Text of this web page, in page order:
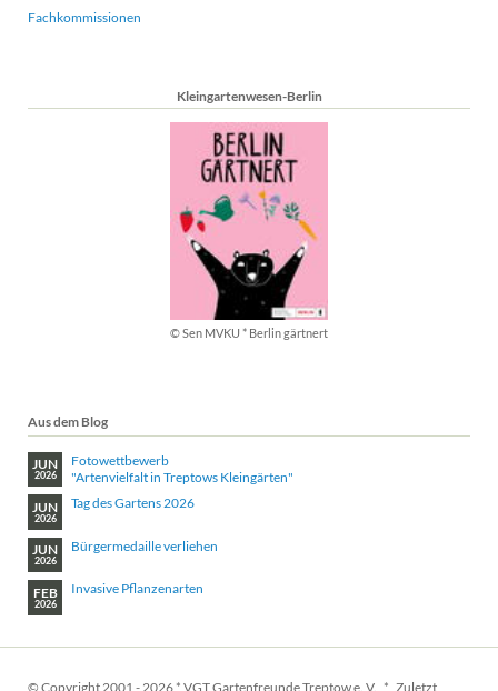
Fachkommissionen
Kleingartenwesen-Berlin
© Sen MVKU * Berlin gärtnert
Aus dem Blog
JUN
2026
Fotowettbewerb
"Artenvielfalt in Treptows Kleingärten"
JUN
2026
Tag des Gartens 2026
JUN
2026
Bürgermedaille verliehen
FEB
2026
Invasive Pflanzenarten
© Copyright 2001 - 2026 * VGT Gartenfreunde Treptow e. V. * Zuletzt